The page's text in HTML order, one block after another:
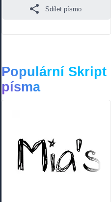
Sdílet písmo
Populární Skript
písma